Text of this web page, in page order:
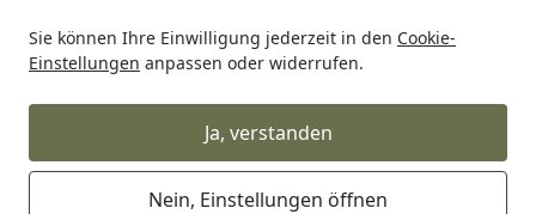
Sie können Ihre Einwilligung jederzeit in den Cookie-
Einstellungen anpassen oder widerrufen.
Ja, verstanden
Nein, Einstellungen öffnen
Startseite
Alles für den Garten Gartenhaus Gartenhäuser WPC &
Wolff Finnhaus WPC Gartenhaus
WPC-Style B - 28 mm